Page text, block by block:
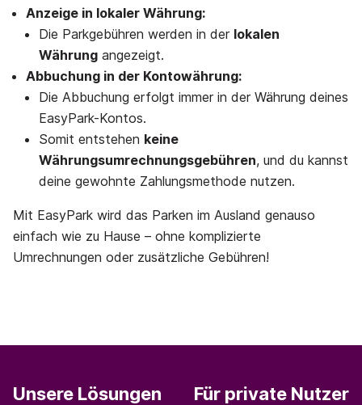
Anzeige in lokaler Währung:
Die Parkgebühren werden in der lokalen
Währung angezeigt.
Abbuchung in der Kontowährung:
Die Abbuchung erfolgt immer in der Währung deines
EasyPark-Kontos.
Somit entstehen keine
Währungsumrechnungsgebühren, und du kannst
deine gewohnte Zahlungsmethode nutzen.
Mit EasyPark wird das Parken im Ausland genauso
einfach wie zu Hause – ohne komplizierte
Umrechnungen oder zusätzliche Gebühren!
Unsere Lösungen Für private Nutzer